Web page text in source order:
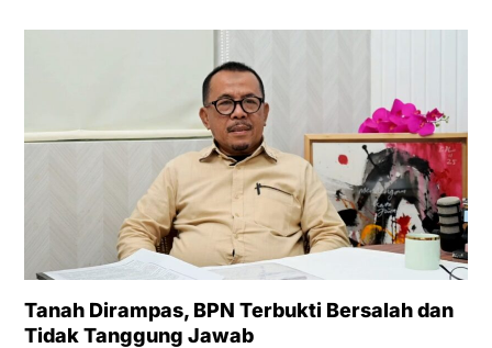
Tanah Dirampas, BPN Terbukti Bersalah dan
Tidak Tanggung Jawab